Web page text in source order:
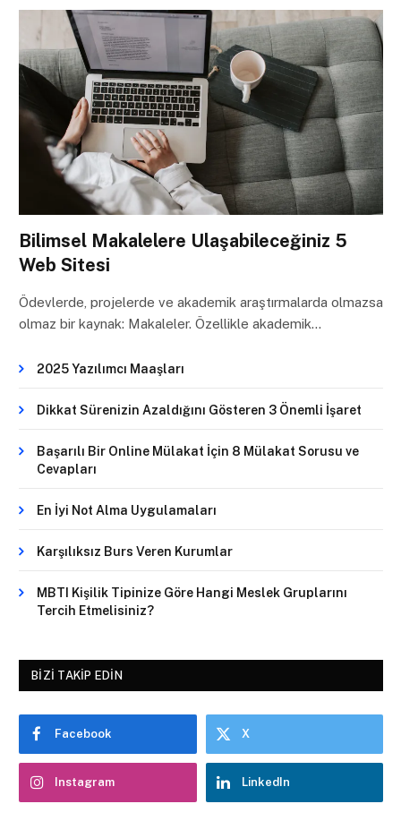
Bilimsel Makalelere Ulaşabileceğiniz 5
Web Sitesi
Ödevlerde, projelerde ve akademik araştırmalarda olmazsa
olmaz bir kaynak: Makaleler. Özellikle akademik…
2025 Yazılımcı Maaşları
Dikkat Sürenizin Azaldığını Gösteren 3 Önemli İşaret
Başarılı Bir Online Mülakat İçin 8 Mülakat Sorusu ve
Cevapları
En İyi Not Alma Uygulamaları
Karşılıksız Burs Veren Kurumlar
MBTI Kişilik Tipinize Göre Hangi Meslek Gruplarını
Tercih Etmelisiniz?
BIZI TAKIP EDIN
Facebook X
Instagram LinkedIn